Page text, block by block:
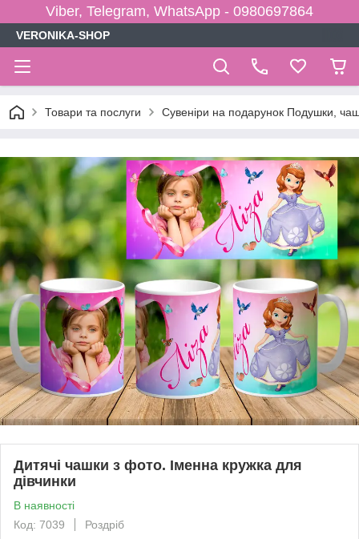
Viber, Telegram, WhatsApp - 0980697864
VERONIKA-SHOP
Товари та послуги Сувеніри на подарунок Подушки,
Дитячі чашки з фото. Іменна кружка для
дівчинки
В наявності
Код: 7039
Роздріб